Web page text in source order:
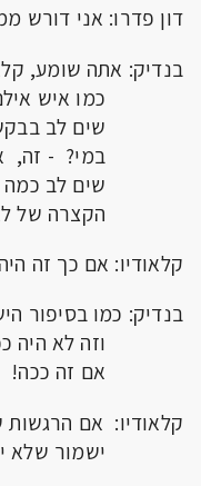
דון פדרו: אני דורש
בנדיק: אתה שומע,
כמו איש
שים לב
במי? - זה,
שים לב
הקצרה של
קלאודיו: אם כך זה
בנדיק: כמו בסיפור
וזה לא היה
אם זה ככה!
קלאודיו: אם הרגשות
ישמור שלא